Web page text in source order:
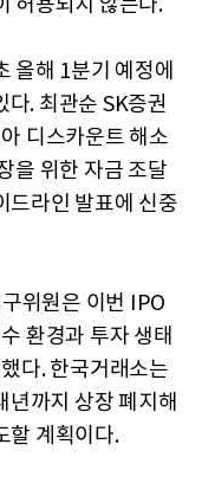
허용되지 않는다.
올해 1분기 예정에
. 최관순 SK증권
디스카운트 해소
을 위한 자금 조달
드라인 발표에 신중
위원은 이번 IPO
환경과 투자 생태
다. 한국거래소는
년까지 상장 폐지해
할 계획이다.